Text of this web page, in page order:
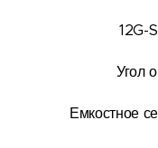
12G-
Угол
Емкостное